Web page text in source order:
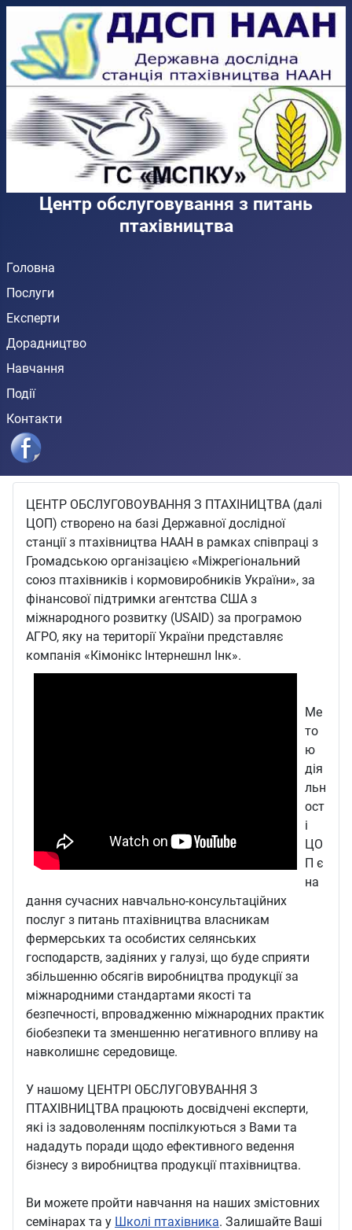
Центр обслуговування з питань
птахівництва
Головна
Послуги
Експерти
Дорадництво
Навчання
Події
Контакти
ЦЕНТР ОБСЛУГОВОУВАННЯ З ПТАХІНИЦТВА (далі
ЦОП) створено на базі Державної дослідної
станції з птахівництва НААН в рамках співпраці з
Громадською організацією «Міжрегіональний
союз птахівників і кормовиробників України», за
фінансової підтримки агентства США з
міжнародного розвитку (USAID) за програмою
АГРО, яку на території України представляє
компанія «Кімонікс Інтернешнл Інк».
Ме
то
ю
дія
льн
ост
і
ЦО
П є
на
дання сучасних навчально-консультаційних
послуг з питань птахівництва власникам
фермерських та особистих селянських
господарств, задіяних у галузі, що буде сприяти
збільшенню обсягів виробництва продукції за
міжнародними стандартами якості та
безпечності, впровадженню міжнародних практик
біобезпеки та зменшенню негативного впливу на
навколишнє середовище.
У нашому ЦЕНТРІ ОБСЛУГОВУВАННЯ З
ПТАХІВНИЦТВА працюють досвідчені експерти,
які із задоволенням поспілкуються з Вами та
нададуть поради щодо ефективного ведення
бізнесу з виробництва продукції птахівництва.
Ви можете пройти навчання на наших змістовних
семінарах та у Школі птахівника. Залишайте Ваші